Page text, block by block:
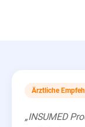
Ärztliche
„INSUMED